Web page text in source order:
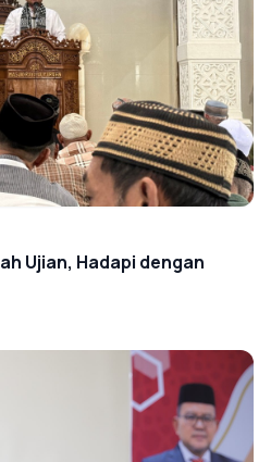
Ujian, Hadapi dengan